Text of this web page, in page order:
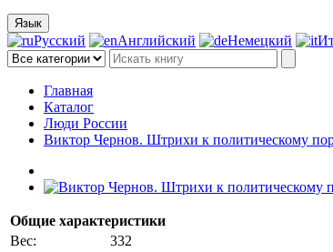
Язык
Русский Английский Немецкий
Главная
Каталог
Люди России
Виктор Чернов. Штрихи к политическому
Общие характеристики
Вес:
332